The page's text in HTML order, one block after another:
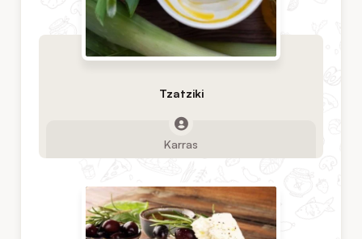
Tzatziki
Karras